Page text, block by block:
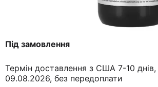
Під замовлення
Термін доставлення з США 7-10 днів,
09.08.2026, без передоплати